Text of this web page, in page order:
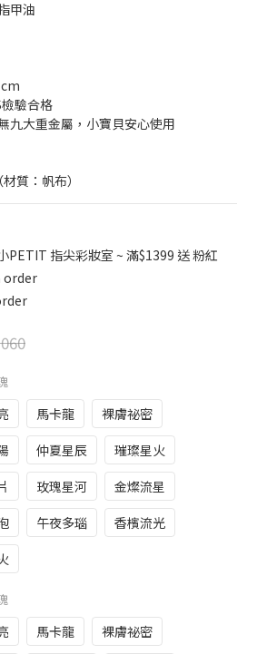
甲油
驗合格
九大重金屬，小寶貝安心使用
質：帆布）
PETIT 指尖彩妝室 ~ 滿$1399 送 粉紅
order
馬卡龍
裸膚祕密
仲夏星辰
璀璨星火
玫瑰星河
金燦流星
午夜多瑙
香檳流光
馬卡龍
裸膚祕密